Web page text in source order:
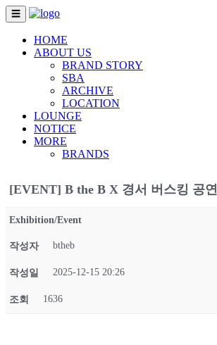
☰
HOME
ABOUT US
BRAND STORY
SBA
ARCHIVE
LOCATION
LOUNGE
NOTICE
MORE
BRANDS
[EVENT] B the B X 경서 버스킹 공연
Exhibition/Event
작성자 btheb
작성일 2025-12-15 20:26
조회 1636